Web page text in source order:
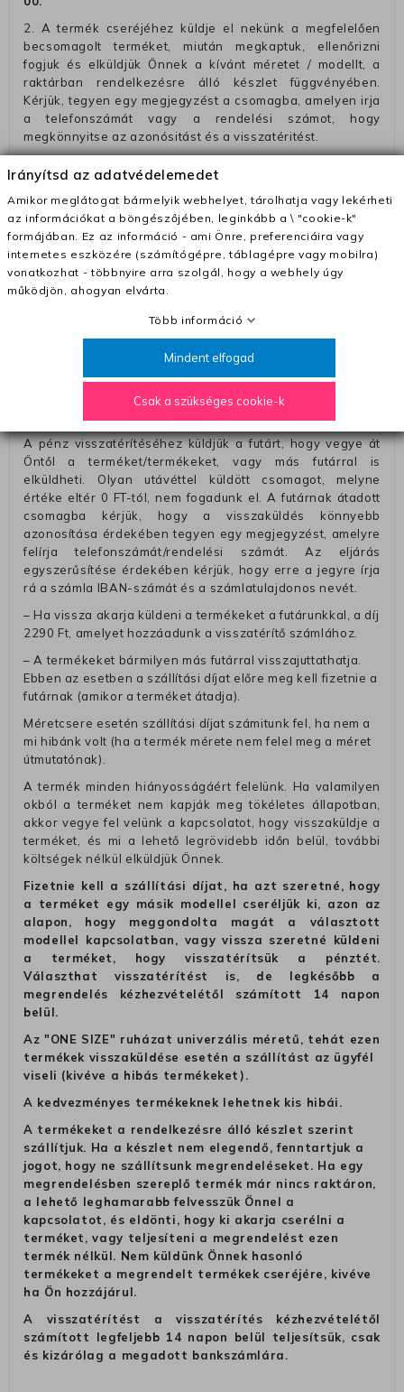
2. A termék cseréjéhez küldje el nekünk a megfelelően
becsomagolt terméket, miután megkaptuk, ellenőrizni
fogjuk és elküldjük Önnek a kívánt méretet / modellt, a
raktárban rendelkezésre álló készlet függvényében.
Kérjük, tegyen egy megjegyzést a csomagba, amelyen irja
a telefonszámát vagy a rendelési számot, hogy
megkönnyitse az azonósitást és a visszatéritést.
ezeket nem megfelelő módon csomagolják !!
Szállítási díjak:
– Futár - kézbesítés az ország egész területén, 2-3
munkanapon belül a megrendelés e-mailben / sms-ben
történő megerősítésétől számítva
– Szállítás 1700 Ft (+400 Ft utánvéttel)
– Ingyenes szállítás 31600 Ft feletti megrendeléseknél
A pénz visszatérítéséhez küldjük a futárt, hogy vegye át
Öntől a terméket/termékeket, vagy más futárral is
elküldheti. Olyan utávéttel küldött csomagot, melyne
értéke eltér 0 FT-tól, nem fogadunk el. A futárnak átadott
csomagba kérjük, hogy a visszaküldés könnyebb
azonosítása érdekében tegyen egy megjegyzést, amelyre
felírja telefonszámát/rendelési számát. Az eljárás
egyszerűsítése érdekében kérjük, hogy erre a jegyre írja
rá a számla IBAN-számát és a számlatulajdonos nevét.
– Ha vissza akarja küldeni a termékeket a futárunkkal, a díj
2290 Ft, amelyet hozzáadunk a visszatérítő számlához.
– A termékeket bármilyen más futárral visszajuttathatja.
Ebben az esetben a szállítási díjat előre meg kell fizetnie a
futárnak (amikor a terméket átadja).
Méretcsere esetén szállítási díjat számitunk fel, ha nem a
mi hibánk volt (ha a termék mérete nem felel meg a méret
útmutatónak).
A termék minden hiányosságáért felelünk. Ha valamilyen
okból a terméket nem kapják meg tökéletes állapotban,
akkor vegye fel velünk a kapcsolatot, hogy visszaküldje a
terméket, és mi a lehető legrövidebb időn belül, további
költségek nélkül elküldjük Önnek.
Fizetnie kell a szállítási díjat, ha azt szeretné, hogy
a terméket egy másik modellel cseréljük ki, azon az
alapon, hogy meggondolta magát a választott
modellel kapcsolatban, vagy vissza szeretné küldeni
a terméket, hogy visszatérítsük a pénztét.
Választhat visszatérítést is, de legkésőbb a
megrendelés kézhezvételétől számított 14 napon
belül.
Az "ONE SIZE" ruházat univerzális méretű, tehát ezen
termékek visszaküldése esetén a szállítást az ügyfél
viseli (kivéve a hibás termékeket).
A kedvezményes termékeknek lehetnek kis hibái.
A termékeket a rendelkezésre álló készlet szerint
szállítjuk. Ha a készlet nem elegendő, fenntartjuk a
jogot, hogy ne szállítsunk megrendeléseket. Ha egy
megrendelésben szereplő termék már nincs raktáron,
a lehető leghamarabb felvesszük Önnel a
kapcsolatot, és eldönti, hogy ki akarja cserélni a
terméket, vagy teljesíteni a megrendelést ezen
termék nélkül. Nem küldünk Önnek hasonló
termékeket a megrendelt termékek cseréjére, kivéve
ha Ön hozzájárul.
A visszatérítést a visszatérítés kézhezvételétől
számított legfeljebb 14 napon belül teljesítsük, csak
és kizárólag a megadott bankszámlára.
Irányítsd az adatvédelemedet
Amikor meglátogat bármelyik webhelyet, tárolhatja vagy lekérheti
az információkat a böngészőjében, leginkább a \ "cookie-k"
formájában. Ez az információ - ami Önre, preferenciáira vagy
internetes eszközére (számítógépre, táblagépre vagy mobilra)
vonatkozhat - többnyire arra szolgál, hogy a webhely úgy
működjön, ahogyan elvárta.
Több információ
Mindent elfogad
Csak a szükséges cookie-k